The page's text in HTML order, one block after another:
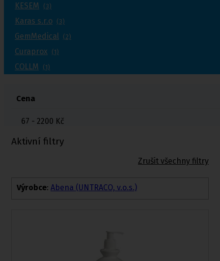
KESEM (3)
Karas s.r.o (3)
GemMedical (2)
Curaprox (1)
COLLM (1)
Cena
67 - 2200 Kč
Aktivní filtry
Zrušit všechny filtry
Výrobce: Abena (UNTRACO, v.o.s.)